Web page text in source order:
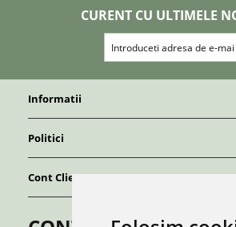
CURENT CU ULTIMELE
Informatii
Politici
Cont Client